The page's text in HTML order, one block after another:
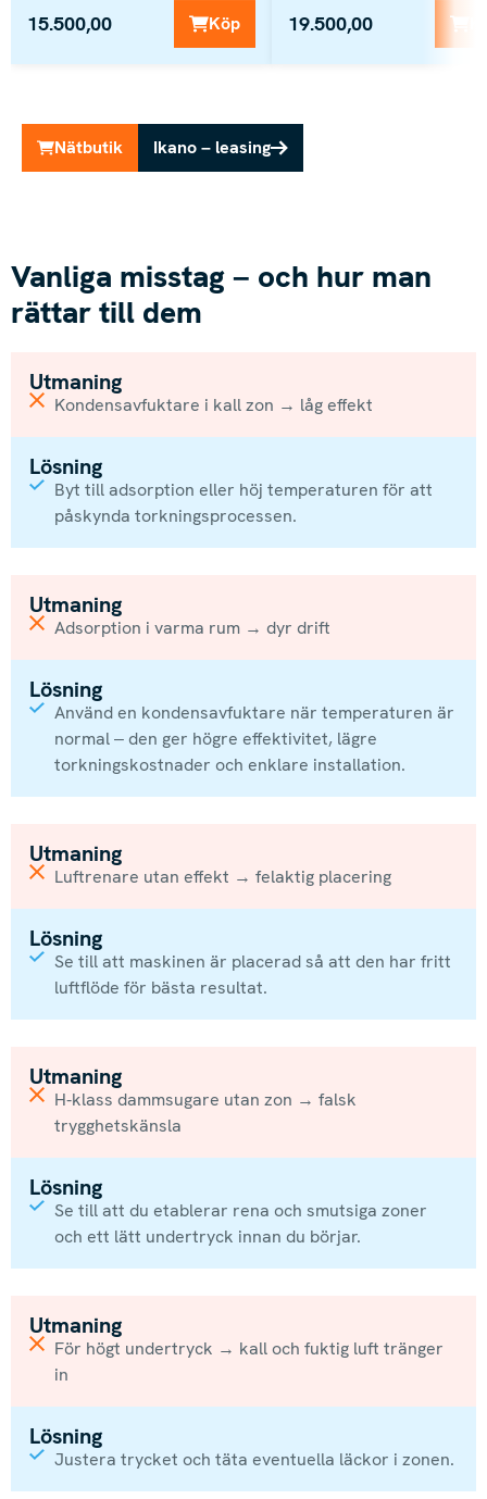
15.500,00 Köp 19.500,00
Nätbutik Ikano – leasing
Vanliga misstag – och hur man
rättar till dem
Utmaning
Kondensavfuktare i kall zon → låg effekt
Lösning
Byt till adsorption eller höj temperaturen för att
påskynda torkningsprocessen.
Utmaning
Adsorption i varma rum → dyr drift
Lösning
Använd en kondensavfuktare när temperaturen är
normal – den ger högre effektivitet, lägre
torkningskostnader och enklare installation.
Utmaning
Luftrenare utan effekt → felaktig placering
Lösning
Se till att maskinen är placerad så att den har fritt
luftflöde för bästa resultat.
Utmaning
H-klass dammsugare utan zon → falsk
trygghetskänsla
Lösning
Se till att du etablerar rena och smutsiga zoner
och ett lätt undertryck innan du börjar.
Utmaning
För högt undertryck → kall och fuktig luft tränger
in
Lösning
Justera trycket och täta eventuella läckor i zonen.